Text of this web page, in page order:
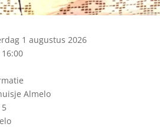
1 augustus 2026
16:00
Almelo